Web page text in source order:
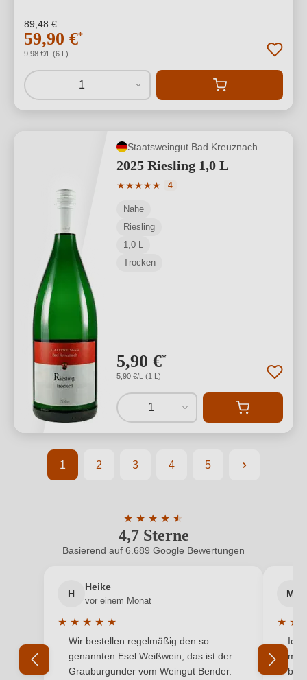
89,48 €
59,90 €*
9,98 €/L (6 L)
1
Staatsweingut Bad Kreuznach
2025 Riesling 1,0 L
★★★★★
Durchschnittliche Bewertung von 5
4
Nahe
Riesling
1,0 L
Trocken
5,90 €*
5,90 €/L (1 L)
1
Seite
1
Seite
2
Seite
3
Seite
4
Seite
5
4,7 Sterne
★ ★ ★ ★ ★
★
Durchschnittliche Bewertung von 4.7
Basierend auf 6.689 Google Bewertungen
H
Heike
vor einem Monat
★ ★ ★ ★ ★
Durchschnittliche Bewertung von 5 von 5 Sternen
Wir bestellen regelmäßig den so
genannten Esel Weißwein, das ist der
Grauburgunder vom Weingut Bender.
M
★ ★
Ich
mit